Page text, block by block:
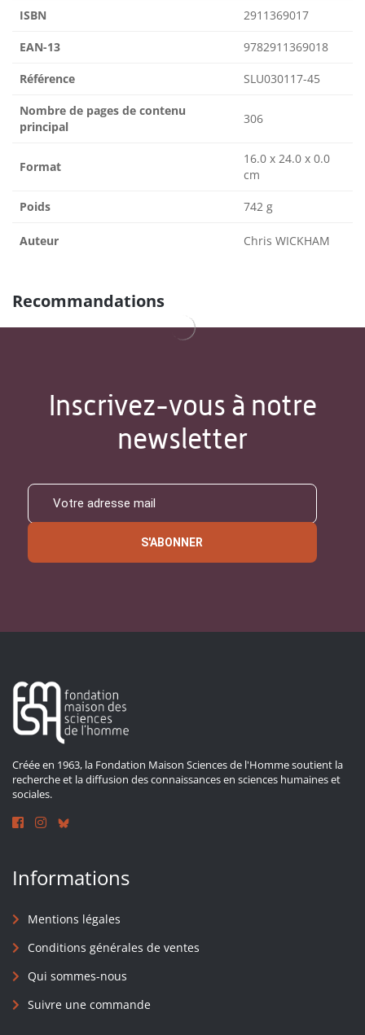
ISBN 2911369017
EAN-13 9782911369018
Référence SLU030117-45
Nombre de pages de contenu
principal
306
Format
16.0 x 24.0 x 0.0
cm
Poids 742 g
Auteur Chris WICKHAM
Recommandations
Inscrivez-vous à notre
newsletter
S'ABONNER
Créée en 1963, la Fondation Maison Sciences de l'Homme soutient la
recherche et la diffusion des connaissances en sciences humaines et
sociales.
Informations
Mentions légales
Conditions générales de ventes
Qui sommes-nous
Suivre une commande